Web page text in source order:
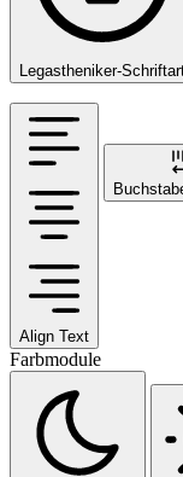
Legastheniker-
Align Text
Farbmodule